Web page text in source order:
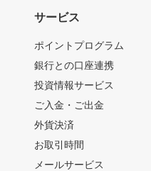
サービス
ポイントプログラム
銀行との口座連携
投資情報サービス
ご入金・ご出金
外貨決済
お取引時間
メールサービス